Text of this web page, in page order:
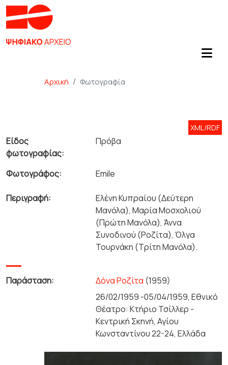
Αρχική Φωτογραφία
XML/RDF
Είδος
φωτογραφίας:
Πρόβα
Φωτογράφος: Emile
Περιγραφή:
Ελένη Κυπραίου (Δεύτερη
Μανόλα), Μαρία Μοσχολιού
(Πρώτη Μανόλα), Άννα
Συνοδινού (Ροζίτα), Όλγα
Τουρνάκη (Τρίτη Μανόλα).
Παράσταση: Δόνα Ροζίτα (1959)
26/02/1959 -05/04/1959, Εθνικό
Θέατρο: Κτήριο Τσίλλερ -
Κεντρική Σκηνή, Αγίου
Κωνσταντίνου 22-24, Ελλάδα